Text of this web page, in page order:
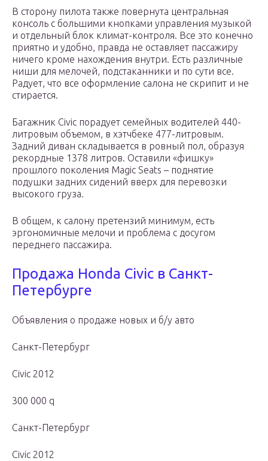
В сторону пилота также повернута центральная
консоль с большими кнопками управления музыкой
и отдельный блок климат-контроля. Все это конечно
приятно и удобно, правда не оставляет пассажиру
ничего кроме нахождения внутри. Есть различные
ниши для мелочей, подстаканники и по сути все.
Радует, что все оформление салона не скрипит и не
стирается.
Багажник Civic порадует семейных водителей 440-
литровым объемом, в хэтчбеке 477-литровым.
Задний диван складывается в ровный пол, образуя
рекордные 1378 литров. Оставили «фишку»
прошлого поколения Magic Seats – поднятие
подушки задних сидений вверх для перевозки
высокого груза.
В общем, к салону претензий минимум, есть
эргономичные мелочи и проблема с досугом
переднего пассажира.
Продажа Honda Civic в Санкт-
Петербурге
Объявления о продаже новых и б/у авто
Санкт-Петербург
Civic 2012
300 000 q
Санкт-Петербург
Civic 2012